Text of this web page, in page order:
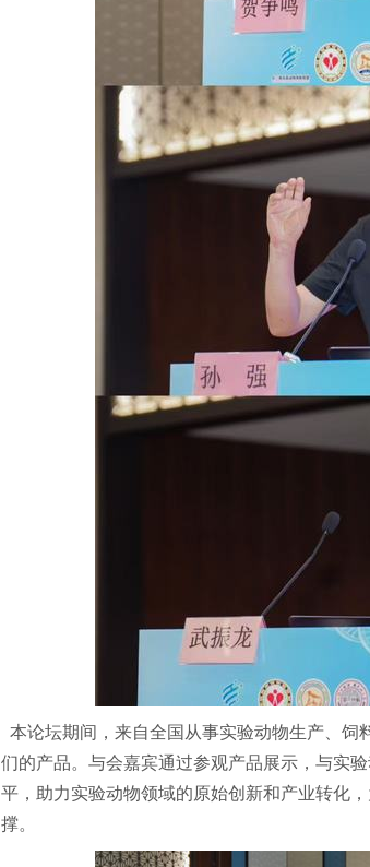
本论坛期间，来自全国从事实验动物生产、饲
们的产品。与会嘉宾通过参观产品展示，与实
平，助力实验动物领域的原始创新和产业转化
撑。